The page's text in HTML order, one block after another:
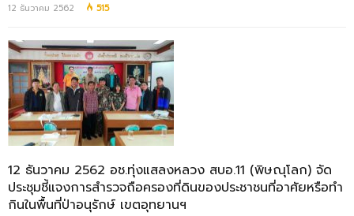
12 ธันวาคม 2562 515
12 ธันวาคม 2562 อช.ทุ่งแสลงหลวง สบอ.11 (พิษณุโลก) จัด
ประชุมชี้แจงการสำรวจถือครองที่ดินของประชาชนที่อาศัยหรือทำ
กินในพื้นที่ป่าอนุรักษ์ เขตอุทยานฯ